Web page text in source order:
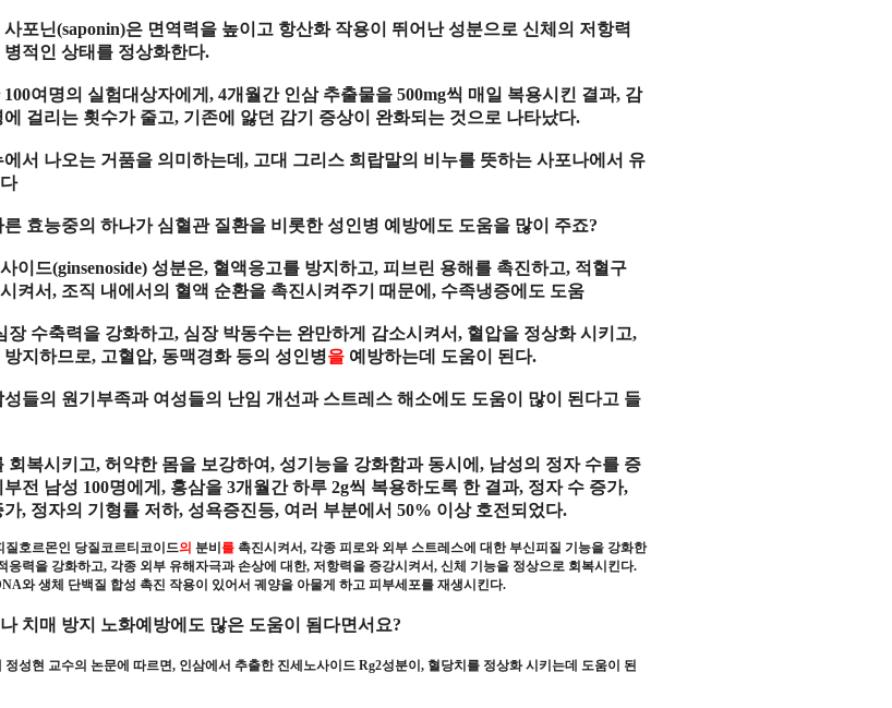
사포닌(saponin)은 면역력 을 높이고 항산화 작용이 뛰어난 성분으로 신체의 저항력
병적 인 상태 를 정상화한다.
100여명의 실험대상자에게 , 4개월 간 인삼 추출물을 500mg씩 매일 복용시킨 결과, 감
에 걸리는 횟수가 줄고, 기존에 앓던 감기 증상이 완화되는 것으로 나타났다.
에서 나오는 거품을 의미 하는데 , 고대 그리스 희랍말의 비누를 뜻하는 사포나에서 유
른 효능중의 하나가 심혈관 질환을 비롯한 성인병 예방에도 도움을 많이 주죠?
이드(ginsenoside) 성분은, 혈액응고를 방지 하고, 피브린 용해 를 촉진하고, 적혈구
시켜서, 조직 내 에서의 혈액 순환을 촉진시켜주기 때문에 , 수족냉증에도 도움
장 수축력 을 강화하고, 심장 박동수는 완만하게 감소시켜서, 혈압을 정상화 시키고,
방지 하므로, 고혈압, 동맥경화 등의 성인병을 예방하는데 도움이 된다.
성들의 원기부족과 여성들의 난임 개선과 스트레스 해소에도 도움이 많이 된다고 들
회복시키고, 허약한 몸을 보강하여, 성기능을 강화함과 동시 에 , 남성의 정자 수를 증
부전 남성 100명에게 , 홍삼을 3개월 간 하루 2g씩 복용하도록 한 결과, 정자 수 증가,
가, 정자의 기형률 저하, 성욕증진등, 여러 부분에서 50% 이상 호전 되었다.
질호르몬인 당질코르티코이드의 분비 를 촉진시켜서, 각종 피로와 외부 스트레스에 대한 부신피질 기능을 강화한
응력 을 강화하고, 각종 외부 유해자극과 손상에 대한, 저항력 을 증강시켜서, 신체 기능을 정상으로 회복시킨다.
와생체 단백질 합성 촉진 작용이 있어서 궤양을 아물게 하고 피부세포를 재생시킨다.
치매 방지 노화예방에도 많은 도움이 됨다면서요?
정성현 교수의 논문에 따르면, 인삼에서 추출한 진세노사이드 Rg2성분이 , 혈당치 를 정상화 시키는데 도움이 된